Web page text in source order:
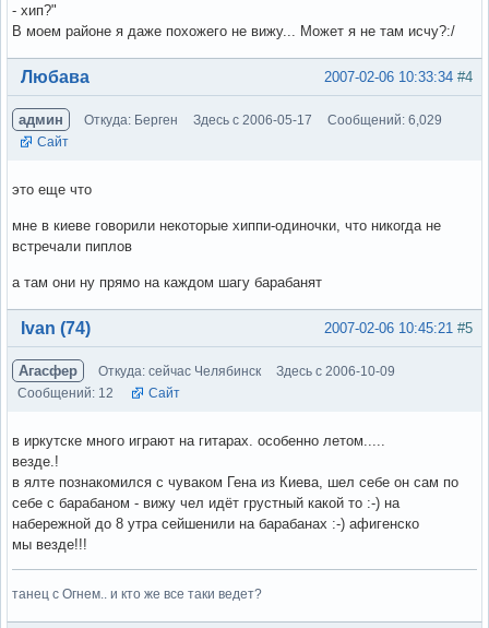
- хип?"
В моем районе я даже похожего не вижу... Может я не там исчу?:/
Вне форума #4
2007-02-06 10:33:34
Любава
админ Откуда: Берген Здесь с 2006-05-17
Сообщений: 6,029
Сайт
это еще что
мне в киеве говорили некоторые хиппи-одиночки, что никогда не
встречали пиплов
а там они ну прямо на каждом шагу барабанят
Вне форума #5
2007-02-06 10:45:21
Ivan (74)
Агасфер Откуда: сейчас Челябинск
Здесь с 2006-10-09
Сообщений: 12
Сайт
в иркутске много играют на гитарах. особенно летом.....
везде.!
в ялте познакомился с чуваком Гена из Киева, шел себе он сам по
себе с барабаном - вижу чел идёт грустный какой то :-) на
набережной до 8 утра сейшенили на барабанах :-) афигенско
мы везде!!!
танец с Огнем.. и кто же все таки ведет?